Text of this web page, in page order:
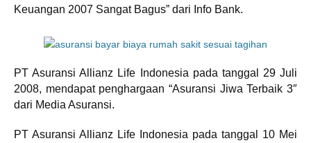
Keuangan 2007 Sangat Bagus” dari Info Bank.
PT Asuransi Allianz Life Indonesia pada tanggal 29 Juli
2008, mendapat penghargaan “Asuransi Jiwa Terbaik 3″
dari Media Asuransi.
PT Asuransi Allianz Life Indonesia pada tanggal 10 Mei